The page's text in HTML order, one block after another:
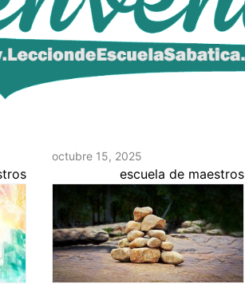
octubre 15, 2025
escuela de maestros